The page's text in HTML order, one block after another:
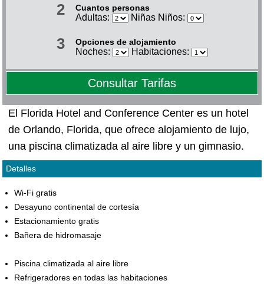
2 Cuantos personas
Adultas: Niñas Niños:
3 Opciones de alojamiento
Noches: Habitaciones:
Consultar Tarifas
El Florida Hotel and Conference Center es un hotel
de Orlando, Florida, que ofrece alojamiento de lujo,
una piscina climatizada al aire libre y un gimnasio.
Detalles
Wi-Fi gratis
Desayuno continental de cortesía
Estacionamiento gratis
Bañera de hidromasaje
Piscina climatizada al aire libre
Refrigeradores en todas las habitaciones